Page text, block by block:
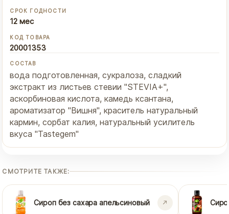
СРОК ГОДНОСТИ
12 мес
КОД ТОВАРА
20001353
СОСТАВ
вода подготовленная, сукралоза, сладкий
экстракт из листьев стевии "STEVIA+",
аскорбиновая кислота, камедь ксантана,
ароматизатор "Вишня", краситель натуральный
кармин, сорбат калия, натуральный усилитель
вкуса "Tastegem"
СМОТРИТЕ ТАКЖЕ:
Сироп без сахара апельсиновый